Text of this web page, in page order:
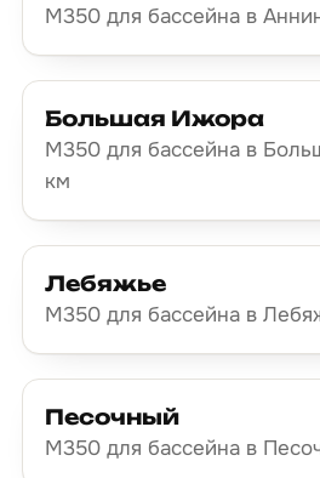
М350 для бассейна в
Большая Ижора
М350 для бассейна в
км
Лебяжье
М350 для бассейна в
Песочный
М350 для бассейна в